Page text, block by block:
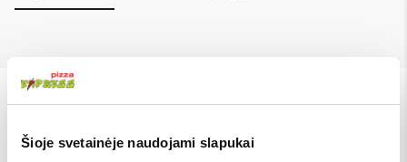
Šioje svetainėje naudojami slapukai
Mes taip pat siūlome